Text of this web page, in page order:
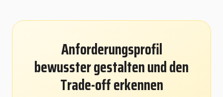
Anforderungsprofil
bewusster gestalten und den
Trade-off erkennen